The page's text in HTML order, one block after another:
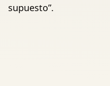
supuesto”.